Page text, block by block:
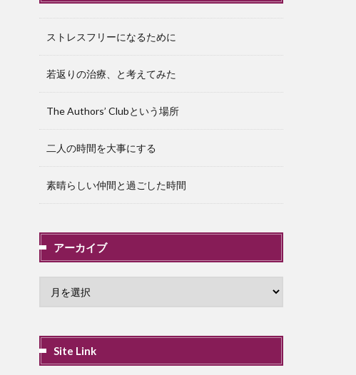
ストレスフリーになるために
若返りの治療、と考えてみた
The Authors’ Clubという場所
二人の時間を大事にする
素晴らしい仲間と過ごした時間
アーカイブ
Site Link